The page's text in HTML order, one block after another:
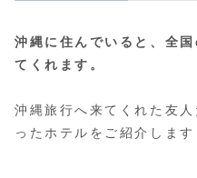
沖縄に住んでいると、全
てくれます。
沖縄旅行へ来てくれた友
ったホテルをご紹介します